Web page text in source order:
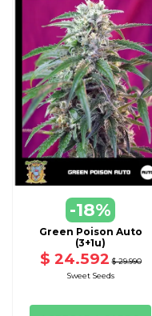
-18%
Green Poison Auto
(3+1u)
$ 24.592 $ 29.990
Sweet Seeds